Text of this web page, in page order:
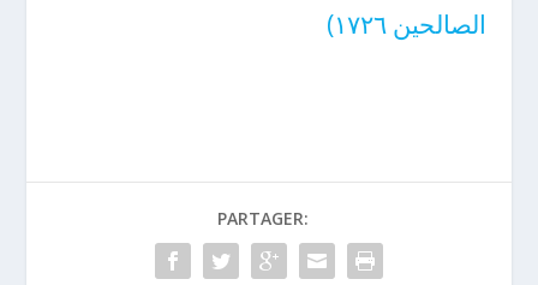
الصالحين ١٧٢٦)
PARTAGER: